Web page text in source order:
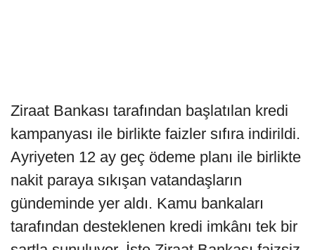
Ziraat Bankası tarafından başlatılan kredi
kampanyası ile birlikte faizler sıfıra indirildi.
Ayriyeten 12 ay geç ödeme planı ile birlikte
nakit paraya sıkışan vatandaşların
gündeminde yer aldı. Kamu bankaları
tarafından desteklenen kredi imkânı tek bir